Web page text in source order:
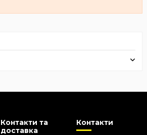
Контакти та
доставка
Контакти